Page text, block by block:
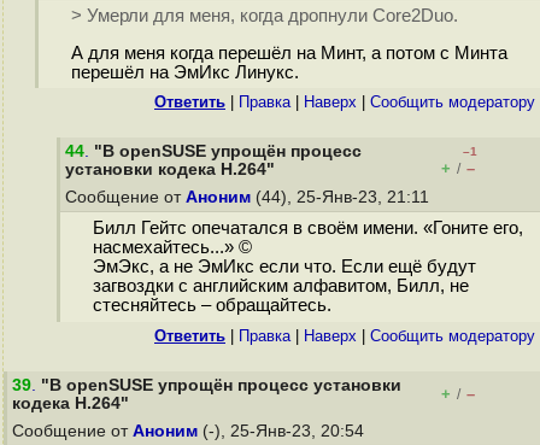
> Умерли для меня, когда дропнули Core2Duo.
А для меня когда перешёл на Минт, а потом с Минта
перешёл на ЭмИкс Линукс.
Ответить Правка| Наверх Cообщить модератору
44. "В openSUSE упрощён процесс
установки кодека H.264"
–1
+ / –
Сообщение от Аноним (44), 25-Янв-23, 21:11
Билл Гейтс опечатался в своём имени. «Гоните его,
насмехайтесь...» ©
ЭмЭкс, а не ЭмИкс если что. Если ещё будут
загвоздки с английским алфавитом, Билл, не
стесняйтесь – обращайтесь.
Ответить Правка| Наверх Cообщить модератору
39. "В openSUSE упрощён процесс установки
кодека H.264"
+ / –
Сообщение от Аноним (-), 25-Янв-23, 20:54